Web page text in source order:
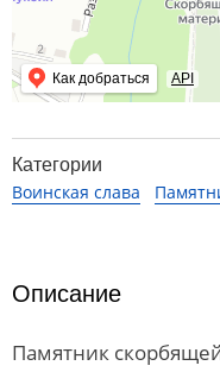
Как добраться API
Категории
Воинская слава
Описание
Памятник